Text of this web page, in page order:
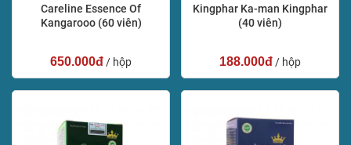
Careline Essence Of
Kangarooo (60 viên)
650.000đ / hộp
Kingphar Ka-man Kingphar
(40 viên)
188.000đ / hộp